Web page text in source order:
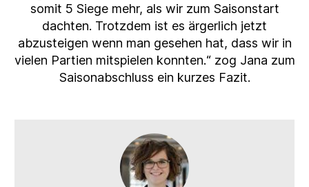
somit 5 Siege mehr, als wir zum Saisonstart
dachten. Trotzdem ist es ärgerlich jetzt
abzusteigen wenn man gesehen hat, dass wir in
vielen Partien mitspielen konnten.“ zog Jana zum
Saisonabschluss ein kurzes Fazit.